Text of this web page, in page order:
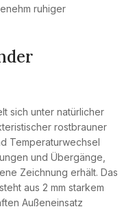
ruhiger
sich unter natürlicher
rostbrauner
Temperaturwechsel
und Übergänge,
Zeichnung erhält. Das
aus 2 mm starkem
Außeneinsatz